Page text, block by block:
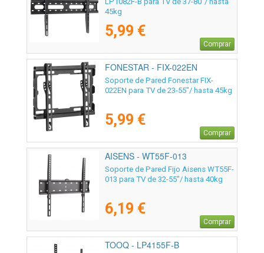
45kg
5,99 €
Comprar
FONESTAR - FIX-022EN
Soporte de Pared Fonestar FIX-
022EN para TV de 23-55"/ hasta 45kg
5,99 €
Comprar
AISENS - WT55F-013
Soporte de Pared Fijo Aisens WT55F-
013 para TV de 32-55"/ hasta 40kg
6,19 €
Comprar
TOOQ - LP4155F-B